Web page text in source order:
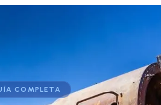
COMPLETA